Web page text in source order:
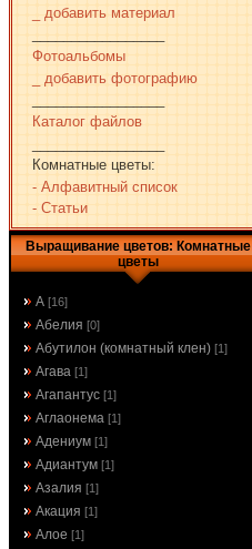
_ добавить материал
Фотоальбомы
_ добавить фотографию
Каталог файлов
Комнатные цветы:
- Алфавитный список
- Статьи
Выращивание цветов: Комнатные
цветы
А [16]
Абелия [0]
Абутилон (комнатный клен) [1]
Агава [1]
Агапантус [1]
Аглаонема [1]
Адениум [1]
Адиантум [1]
Азалия [1]
Акация [1]
Алое [1]